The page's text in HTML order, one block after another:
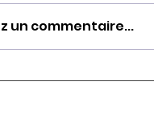
CITY CUP
un commentaire...